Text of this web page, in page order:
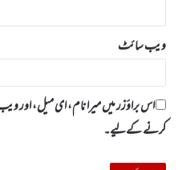
ویب‌ سائٹ
اس براؤزر میں میرا نام، ای میل، اور
کرنے کےلیے۔